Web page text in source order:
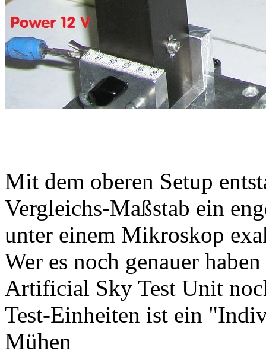
Mit dem oberen Setup
Vergleichs-Maßstab ein
unter einem Mikroskop
Wer es noch genauer
Artificial Sky Test Unit
Test-Einheiten ist ein
Mühen